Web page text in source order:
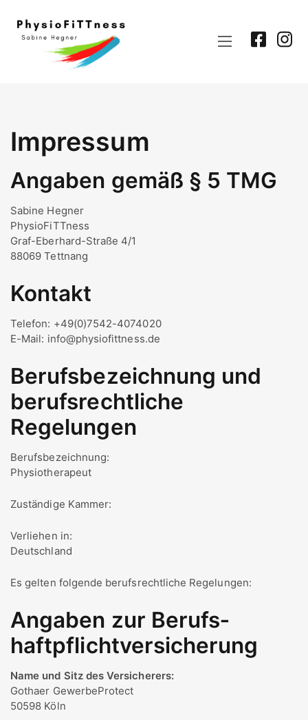
Impressum
Angaben gemäß § 5 TMG
Sabine Hegner
PhysioFiTTness
Graf-Eberhard-Straße 4/1
88069 Tettnang
Kontakt
Telefon: +49(0)7542-4074020
E-Mail: info@physiofittness.de
Berufsbezeichnung und
berufsrechtliche
Regelungen
Berufsbezeichnung:
Physiotherapeut
Zuständige Kammer:
Verliehen in:
Deutschland
Es gelten folgende berufsrechtliche Regelungen:
Angaben zur Berufs­
haftpflicht­versicherung
Name und Sitz des Versicherers:
Gothaer GewerbeProtect
50598 Köln